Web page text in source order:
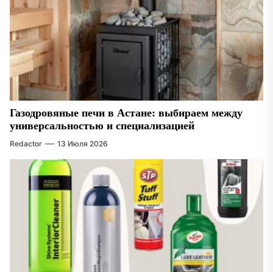
Газодровяные печи в Астане: выбираем между
универсальностью и специализацией
Redactor 13 Июля 2026